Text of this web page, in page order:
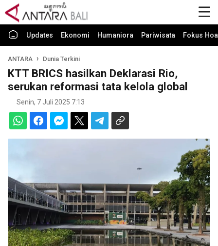
Updates Ekonomi Humaniora Pariwisata Fokus
ANTARA Dunia Terkini
KTT BRICS hasilkan Deklarasi Rio,
serukan reformasi tata kelola global
Senin, 7 Juli 2025 7:13